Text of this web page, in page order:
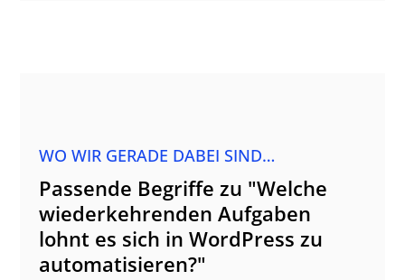
WO WIR GERADE DABEI SIND…
Passende Begriffe zu "Welche
wiederkehrenden Aufgaben
lohnt es sich in WordPress zu
automatisieren?"